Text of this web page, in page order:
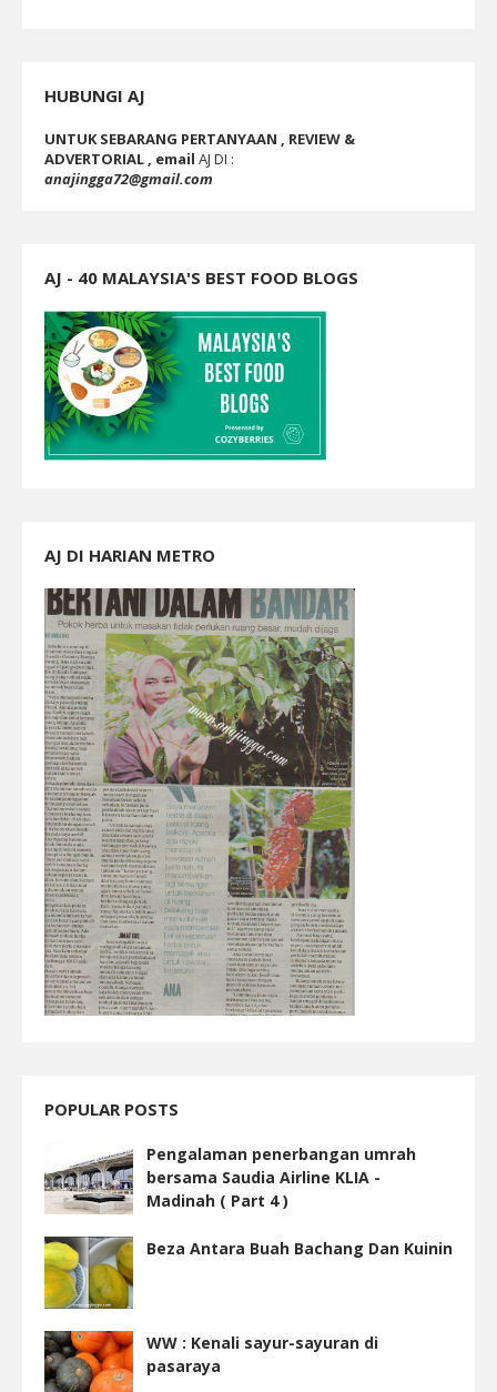
HUBUNGI AJ
UNTUK SEBARANG PERTANYAAN , REVIEW &
ADVERTORIAL , email AJ DI :
anajingga72@gmail.com
AJ - 40 MALAYSIA'S BEST FOOD BLOGS
AJ DI HARIAN METRO
POPULAR POSTS
Pengalaman penerbangan umrah
bersama Saudia Airline KLIA -
Madinah ( Part 4 )
Beza Antara Buah Bachang Dan Kuinin
WW : Kenali sayur-sayuran di
pasaraya